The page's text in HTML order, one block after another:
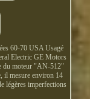
60-70 USA Usagé
Electric GE Motors
du moteur "AN-512"
il mesure environ 14
légères imperfections